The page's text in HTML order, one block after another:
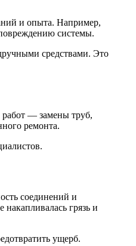
и опыта. Например,
системы.
средствами. Это
работ — замены труб,
ремонта.
соединений и
грязь и
ущерб.